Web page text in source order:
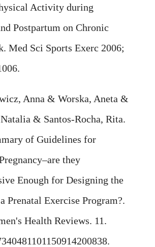
Activity during
Postpartum on Chronic
Med Sci Sports Exerc 2006;
Anna & Worska, Aneta &
& Santos-Rocha, Rita.
of Guidelines for
they
Enough for Designing the
Prenatal Exercise Program?.
Health Reviews. 11.